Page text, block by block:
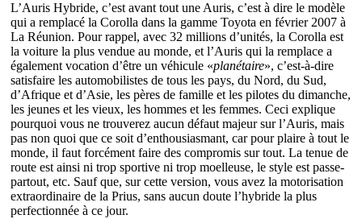
L’Auris Hybride, c’est avant tout une Auris, c’est à dire le modèle
qui a remplacé la Corolla dans la gamme Toyota en février 2007 à
La Réunion. Pour rappel, avec 32 millions d’unités, la Corolla est
la voiture la plus vendue au monde, et l’Auris qui la remplace a
également vocation d’être un véhicule «planétaire», c’est-à-dire
satisfaire les automobilistes de tous les pays, du Nord, du Sud,
d’Afrique et d’Asie, les pères de famille et les pilotes du dimanche,
les jeunes et les vieux, les hommes et les femmes. Ceci explique
pourquoi vous ne trouverez aucun défaut majeur sur l’Auris, mais
pas non quoi que ce soit d’enthousiasmant, car pour plaire à tout le
monde, il faut forcément faire des compromis sur tout. La tenue de
route est ainsi ni trop sportive ni trop moelleuse, le style est passe-
partout, etc. Sauf que, sur cette version, vous avez la motorisation
extraordinaire de la Prius, sans aucun doute l’hybride la plus
perfectionnée à ce jour.